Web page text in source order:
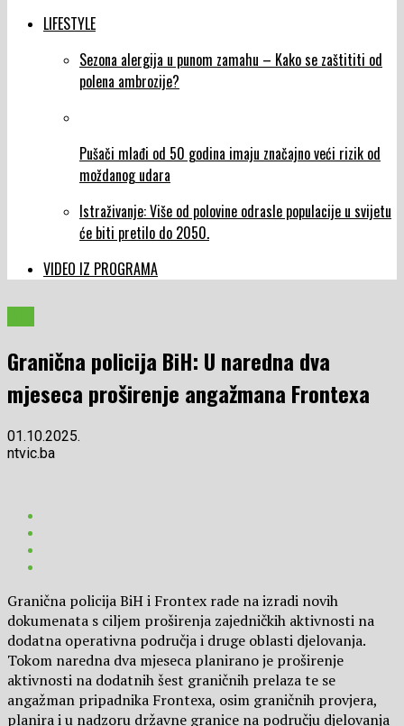
LIFESTYLE
Sezona alergija u punom zamahu – Kako se zaštititi od
polena ambrozije?
Pušači mlađi od 50 godina imaju značajno veći rizik od
moždanog udara
Istraživanje: Više od polovine odrasle populacije u svijetu
će biti pretilo do 2050.
VIDEO IZ PROGRAMA
Granična policija BiH: U naredna dva
mjeseca proširenje angažmana Frontexa
01.10.2025.
ntvic.ba
Granična policija BiH i Frontex rade na izradi novih
dokumenata s ciljem proširenja zajedničkih aktivnosti na
dodatna operativna područja i druge oblasti djelovanja.
Tokom naredna dva mjeseca planirano je proširenje
aktivnosti na dodatnih šest graničnih prelaza te se
angažman pripadnika Frontexa, osim graničnih provjera,
planira i u nadzoru državne granice na području djelovanja